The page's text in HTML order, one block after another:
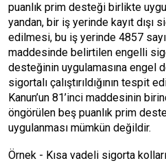
puanlık prim desteği birlikte
yandan, bir iş yerinde kayıt dışı
edilmesi, bu iş yerinde 4857
maddesinde belirtilen engelli
desteğinin uygulamasına engel
sigortalı çalıştırıldığının tespit
Kanun’un 81’inci maddesinin
öngörülen beş puanlık prim
uygulanması mümkün değildir.
Örnek - Kısa vadeli sigorta